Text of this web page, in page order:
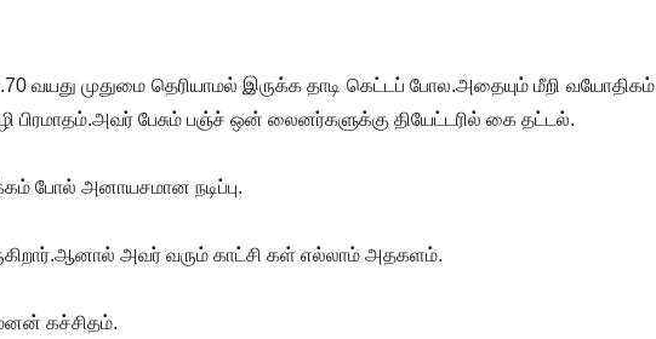
வயது முதுமை தெரியாமல் இருக்க தாடி கெட்டப் போல.அதையும் மீறி வயோதிகம்
பிரமாதம்.அவர் பேசும் பஞ்ச் ஒன் லைனர்களுக்கு தியேட்டரில் கை தட்டல்.
போல் அனாயசமான நடிப்பு.
அவர் வரும் காட்சி கள் எல்லாம் அதகளம்.
கச்சிதம்.